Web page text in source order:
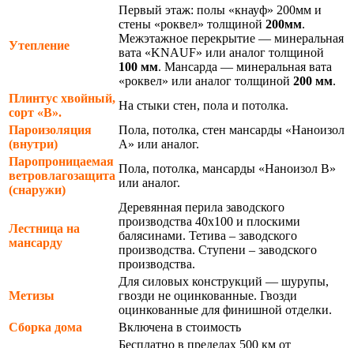
Утепление
Первый этаж: полы «кнауф» 200мм и
стены «роквел» толщиной 200мм.
Межэтажное перекрытие — минеральная
вата «KNAUF» или аналог толщиной
100 мм. Мансарда — минеральная вата
«роквел» или аналог толщиной 200 мм.
Плинтус хвойный,
сорт «В».
На стыки стен, пола и потолка.
Пароизоляция
(внутри)
Пола, потолка, стен мансарды «Наноизол
А» или аналог.
Паропроницаемая
ветровлагозащита
(снаружи)
Пола, потолка, мансарды «Наноизол В»
или аналог.
Лестница на
мансарду
Деревянная перила заводского
производства 40х100 и плоскими
балясинами. Тетива – заводского
производства. Ступени – заводского
производства.
Метизы
Для силовых конструкций — шурупы,
гвозди не оцинкованные. Гвозди
оцинкованные для финишной отделки.
Сборка дома
Включена в стоимость
Бесплатно в пределах 500 км от